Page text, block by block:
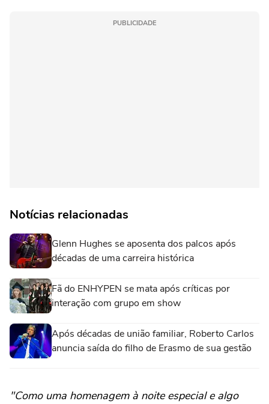
PUBLICIDADE
Notícias relacionadas
Glenn Hughes se aposenta dos palcos após
décadas de uma carreira histórica
Fã do ENHYPEN se mata após críticas por
interação com grupo em show
Após décadas de união familiar, Roberto Carlos
anuncia saída do filho de Erasmo de sua gestão
"Como uma homenagem à noite especial e algo